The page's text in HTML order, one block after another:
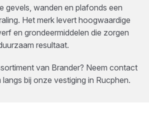
gevels, wanden en plafonds een
Het merk levert hoogwaardige
en grondeermiddelen die zorgen
resultaat.
van Brander? Neem contact
bij onze vestiging in Rucphen.